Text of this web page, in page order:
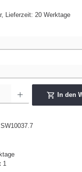
Lieferzeit: 20 Werktage
In den
SW10037.7
1